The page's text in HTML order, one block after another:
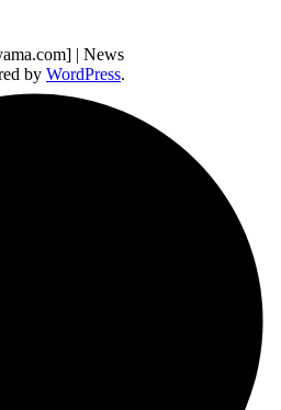
| News
by WordPress.